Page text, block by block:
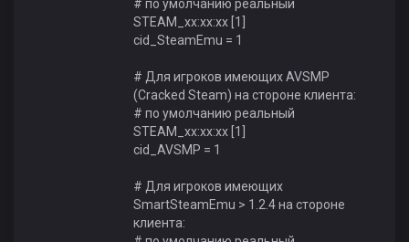
# по умолчанию реальный
STEAM_xx:xx:xx [1]
cid_SteamEmu = 1
# Для игроков имеющих AVSMP
(Cracked Steam) на стороне клиента:
# по умолчанию реальный
STEAM_xx:xx:xx [1]
cid_AVSMP = 1
# Для игроков имеющих
SmartSteamEmu > 1.2.4 на стороне
клиента: